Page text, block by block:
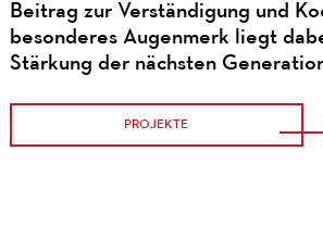
Beitrag zur Verständigung und
besonderes Augenmerk liegt
Stärkung der nächsten
PROJEKTE